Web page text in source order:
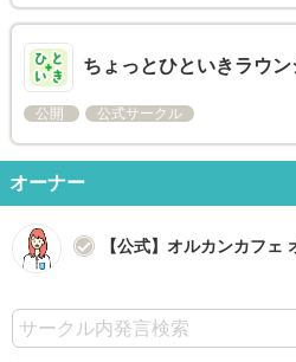
ちょっとひといきラウン
公開 公式サークル
オーナー
【公式】オルカンカフェ